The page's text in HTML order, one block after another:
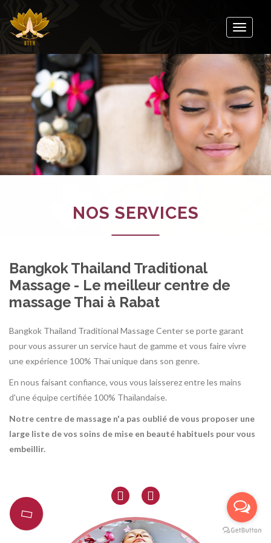
Toggle
NOS SERVICES
Bangkok Thailand Traditional
Massage - Le meilleur centre de
massage Thai à Rabat
Bangkok Thailand Traditional Massage Center se porte garant
pour vous assurer un service haut de gamme et vous faire vivre
une expérience 100% Thaï unique dans son genre.
En nous faisant confiance, vous vous laisserez entre les mains
d'une équipe certifiée 100% Thaïlandaise.
Notre centre de massage n'a pas oublié de vous proposer une
large liste de vos soins de mise en beauté habituels pour vous
embeillir.